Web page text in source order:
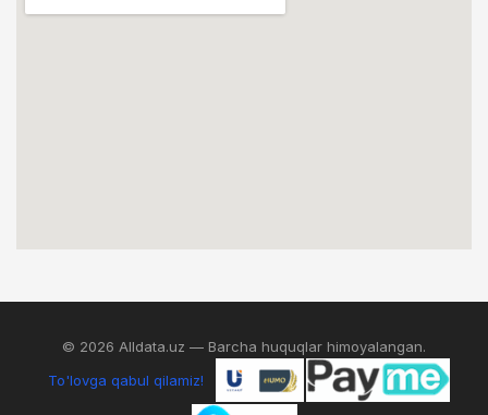
© 2026 Alldata.uz — Barcha huquqlar himoyalangan.
To'lovga qabul qilamiz!